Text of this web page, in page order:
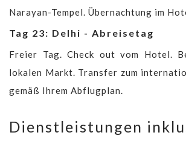
Narayan-Tempel. Übernachtung im
Tag 23: Delhi - Abreisetag
Freier Tag. Check out vom Hotel.
lokalen Markt. Transfer zum
gemäß Ihrem Abflugplan.
Dienstleistungen